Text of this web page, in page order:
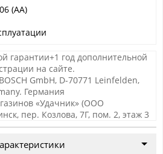
(AA)
гарантии+1 год дополнительной
на сайте.
GmbH, D-70771 Leinfelden,
Германия
«Удачник» (ООО
пер. Козлова, 7Г, пом. 2, этаж 3